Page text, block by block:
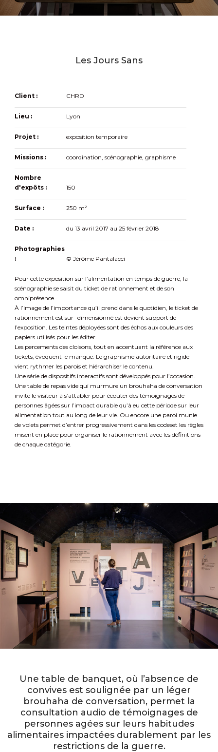
Les Jours Sans
Client : CHRD
Lieu : Lyon
Projet : exposition temporaire
Missions : coordination, scénographie, graphisme
Nombre
d'expôts :
150
Surface : 250 m²
Date : du 13 avril 2017 au 25 février 2018
Photographies
:
© Jérôme Pantalacci
Pour cette exposition sur l’alimentation en temps de guerre, la
scénographie se saisit du ticket de rationnement et de son
omniprésence.
À l’image de l’importance qu’il prend dans le quotidien, le ticket de
rationnement est sur- dimensionné est devient support de
l’exposition. Les teintes déployées sont des échos aux couleurs des
papiers utilisés pour les éditer.
Les percements des cloisons, tout en accentuant la référence aux
tickets, évoquent le manque. Le graphisme autoritaire et rigide
vient rythmer les parois et hiérarchiser le contenu.
Une série de dispositifs interactifs sont développés pour l’occasion.
Une table de repas vide qui murmure un brouhaha de conversation
invite le visiteur à s’attabler pour écouter des témoignages de
personnes âgées sur l’impact durable qu’à eu cette période sur leur
alimentation tout au long de leur vie. Ou encore une paroi munie
de volets permet d’entrer progressivement dans les codeset les règles
misent en place pour organiser le rationnement avec les définitions
de chaque catégorie.
Une table de banquet, où l’absence de
convives est soulignée par un léger
brouhaha de conversation, permet la
consultation audio de témoignages de
personnes agées sur leurs habitudes
alimentaires impactées durablement par les
restrictions de la guerre.